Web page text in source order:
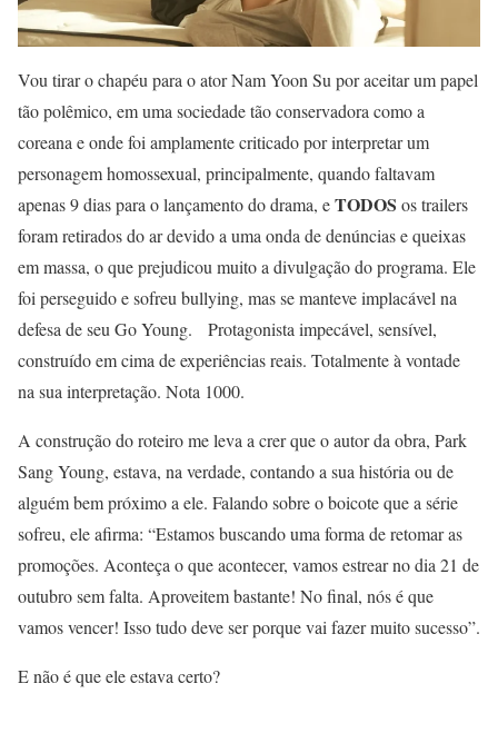
Vou tirar o chapéu para o ator Nam Yoon Su por aceitar um papel
tão polêmico, em uma sociedadetão conservadora como a
coreana e onde foi amplamente criticado por interpretar um
personagem homossexual, principalmente, quando faltavam
apenas 9 dias para o lançamento do drama, eTODOS os trailers
foram retirados do ar devido a uma onda de denúncias e queixas
em massa, o que prejudicou muito a divulgação do programa. Ele
foi perseguido e sofreu bullying, mas se manteve implacável na
defesa de seu Go Young. Protagonista impecável, sensível,
construído em cima de experiências reais. Totalmente à vontade
na sua interpretação. Nota 1000.
A construção do roteiro me leva a crer que o autor da obra, Park
Sang Young, estava, na verdade, contando a sua história ou de
alguém bem próximo a ele. Falando sobre o boicote que a série
sofreu, ele afirma: “Estamos buscando uma forma de retomar as
promoções. Aconteça o que acontecer, vamos estrear no dia 21 de
outubro sem falta. Aproveitem bastante! No final, nós é que
vamos vencer! Isso tudo deve ser porque vai fazer muito sucesso”.
E não é que ele estava certo?